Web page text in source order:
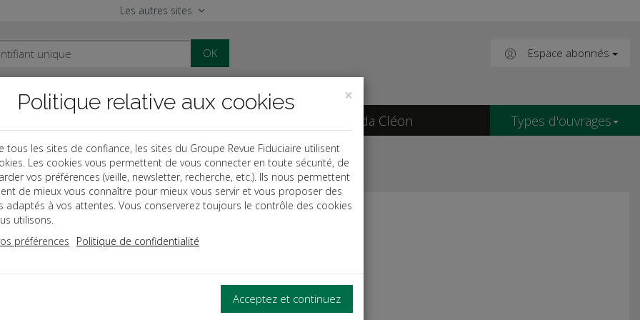
Les autres sites
OK Espace abonnés
Agenda Cléon Types d'ouvrages
Le mémento de la SARL et de l’EURL
de la SARL
D'UNE SARL
×
Politique relative aux cookies
tous les sites de confiance, les sites du Groupe Revue Fiduciaire utilisent
Les cookies vous permettent de vous connecter en toute sécurité, de
vos préférences (veille, newsletter, recherche, etc.). Ils nous permettent
de mieux vous connaître pour mieux vous servir et vous proposer des
adaptés à vos attentes. Vous conserverez toujours le contrôle des cookies
utilisons.
préférences
Politique de confidentialité
Acceptez et continuez